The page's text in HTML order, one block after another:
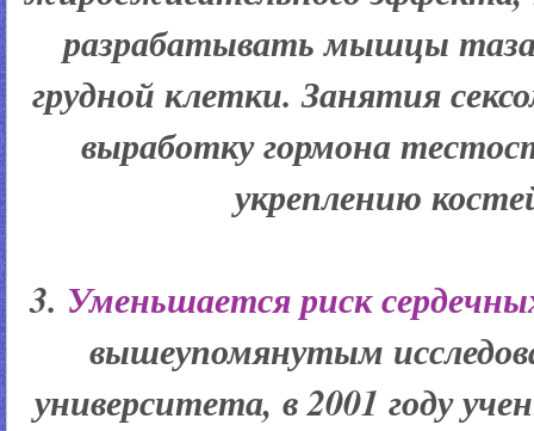
разрабатывать мышцы
грудной клетки. Занятия
выработку гормона
укреплению
3. Уменьшается риск
вышеупомянутым
университета, в 2001 году